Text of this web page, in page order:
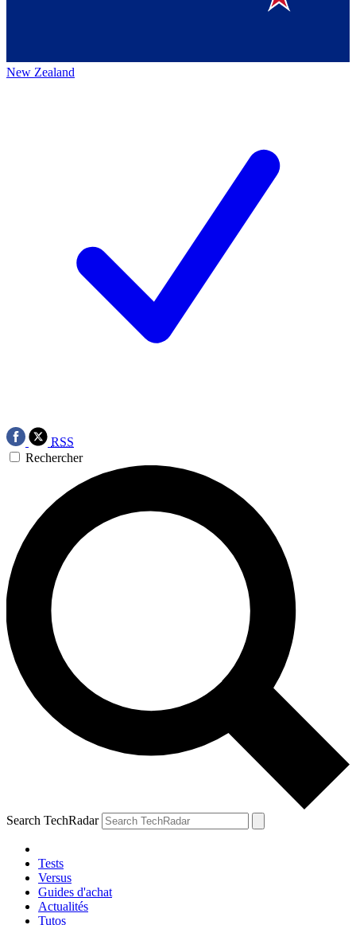
New Zealand
RSS
Rechercher
Search TechRadar
Tests
Versus
Guides d'achat
Actualités
Tutos